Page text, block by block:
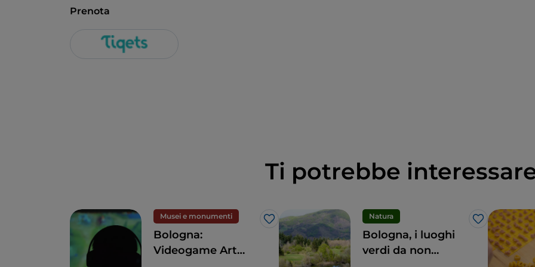
Prenota
Ti potrebbe
Musei e monumenti
Like
Bologna:
Videogame Art
Natura
Like
Bologna, i luoghi
verdi da non